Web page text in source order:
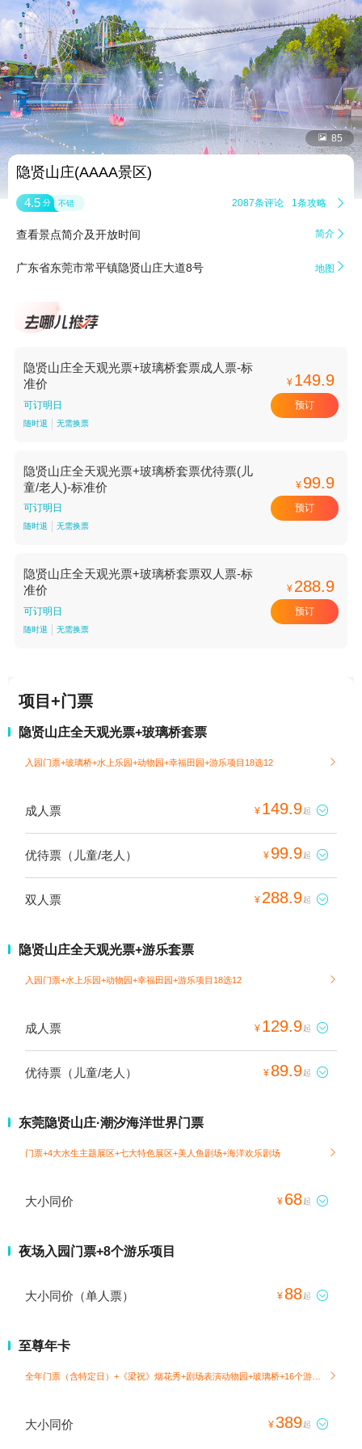
 85
隐贤山庄(AAAA景区)
4.5 分 不错 2087条评论 1条攻略 
查看景点简介及开放时间 简介 
广东省东莞市常平镇隐贤山庄大道8号 地图 
隐贤山庄全天观光票+玻璃桥套票成人票-标
准价
可订明日
随时退 无需换票
¥ 149.9
预订
隐贤山庄全天观光票+玻璃桥套票优待票(儿
童/老人)-标准价
可订明日
随时退 无需换票
¥ 99.9
预订
隐贤山庄全天观光票+玻璃桥套票双人票-标
准价
可订明日
随时退 无需换票
¥ 288.9
预订
项目+门票
隐贤山庄全天观光票+玻璃桥套票
入园门票+玻璃桥+水上乐园+动物园+幸福田园+游乐项目18选12 
成人票 ¥ 149.9起 
优待票（儿童/老人） ¥ 99.9起 
双人票 ¥ 288.9起 
隐贤山庄全天观光票+游乐套票
入园门票+水上乐园+动物园+幸福田园+游乐项目18选12 
成人票 ¥ 129.9起 
优待票（儿童/老人） ¥ 89.9起 
东莞隐贤山庄·潮汐海洋世界门票
门票+4大水生主题展区+七大特色展区+美人鱼剧场+海洋欢乐剧场 
大小同价 ¥ 68起 
夜场入园门票+8个游乐项目
大小同价（单人票） ¥ 88起 
至尊年卡

大小同价 ¥389起 
